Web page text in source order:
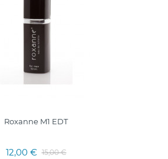
Roxanne M1 EDT
12,00 € 15,00 €